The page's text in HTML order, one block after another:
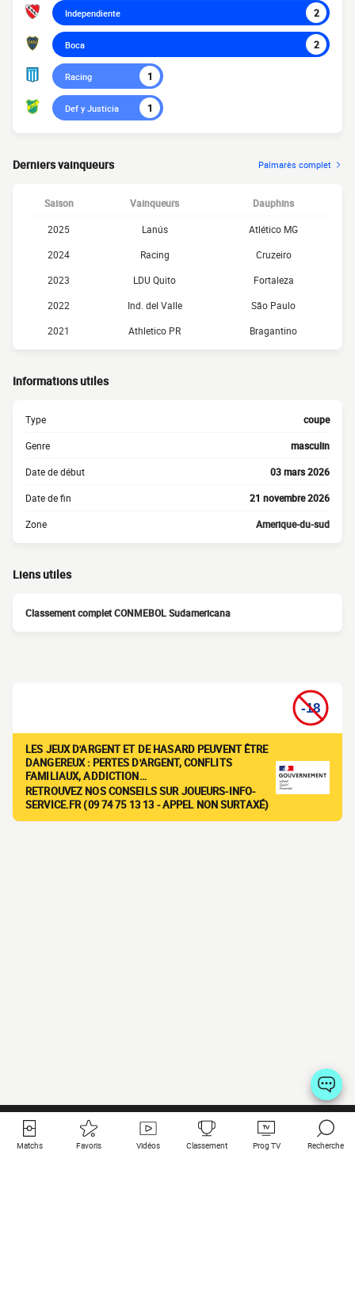
Independiente 2
Boca 2
Racing 1
Def y Justicia 1
Derniers vainqueurs Palmarès complet
Saison Vainqueurs Dauphins
2025 Lanús
Atlético MG
2024
Racing
Cruzeiro
2023
LDU Quito
Fortaleza
2022
Ind. del Valle
São Paulo
2021
Athletico PR Bragantino
Informations utiles
Type coupe
Genre masculin
Date de début 03 mars 2026
Date de fin 21 novembre 2026
Zone Amerique-du-sud
Liens utiles
Classement complet CONMEBOL Sudamericana
LES JEUX D'ARGENT ET DE HASARD PEUVENT ÊTRE
DANGEREUX : PERTES D'ARGENT, CONFLITS
FAMILIAUX, ADDICTION…
RETROUVEZ NOS CONSEILS SUR JOUEURS-INFO-
SERVICE.FR (09 74 75 13 13 - APPEL NON SURTAXÉ)
Matchs Favoris Vidéos Classement Prog TV Recherche